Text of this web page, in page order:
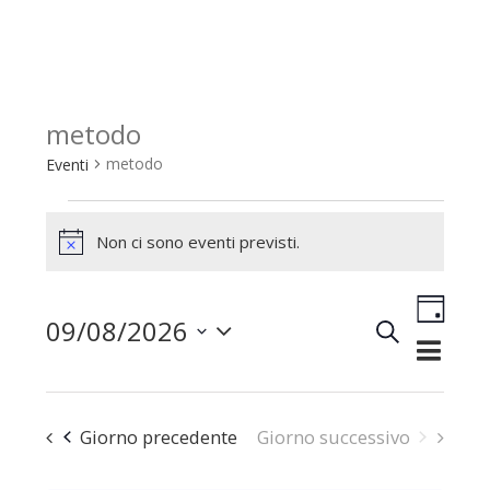
metodo
Eventi metodo
for
Notice
Non ci sono eventi previsti.
Eventi
viste
Cerca
Evento
Viste
Giorno
09/08/2026
la
data.
Giorno precedente Giorno successivo